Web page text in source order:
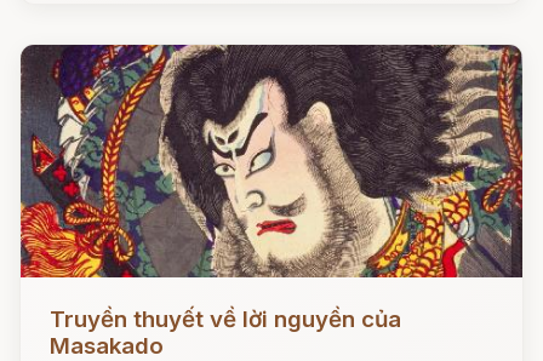
Đọc ngay
Truyền thuyết về lời nguyền của
Masakado